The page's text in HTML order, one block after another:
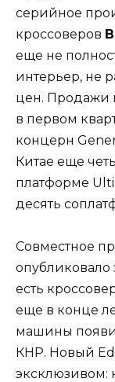
серийное
кроссоверов
еще не
интерьер, не
цен. Продажи
в первом
концерн
Китае еще
платформе
десять
Совместное
есть
еще в конце
машины
КНР. Новый
эксклюзивом: